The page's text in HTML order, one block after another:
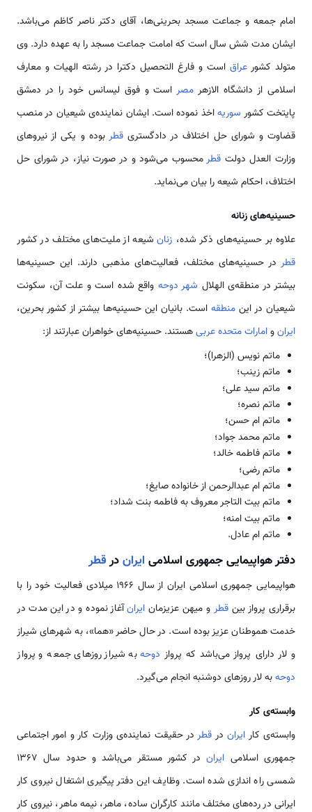
امام جمعه و جماعت مسجد بحرینی‌ها، آقای دکتر ناصر کاظم می‌باشد.
ایشان مدت شش سال است که امامت جماعت مسجد را به عهده دارد. وی
متولد کشور عراق است و فارغ التحصیل دکترا در رشته الهیات و معارف
اسلامی از دانشگاه الازهر مصراست و فوق لیسانس خود را در دمشق
پایتخت کشور سوریهاخذ نموده است. ایشان نماینده‌ی شیعیان در منصب
قضاوت و شورای حل اختلاف در دادگستریقطر بوده و یکی از نیروهای
وزارت العدل دولت قطرمحسوب می‌شود و در صورت نیاز، در شورای حل
اختلاف، احکام شیعه را بیان می‌نماید.
حسینیه‌های زنانه
علاوه بر حسینیه‌های ذکر شده، زنانشیعه از ملیت‌های مختلف در کشور
قطر در حسینیه‌های مختلف، فعالیت‌های مذهبی دارند. این حسینیه‌ها
بیشتر در منطقه‌ی الهلال شهر دوحه واقع شده است و علت آن، سکونت
شیعیان در این منطقه است. بانیان این حسینیه‌ها بیشتر از کشور بحرین،
ایرانوامارات متحده عربیهستند. حسینیه‌های خواهران عبارتند از:
ماتم نویس (الزهرا)؛
ماتم زینب؛
ماتم سید علی؛
ماتم نصره؛
ماتم ام حسن؛
ماتم محمد جواد؛
ماتم فاطمه خالد؛
ماتم رضی؛
ماتم ام عبدالرحمن از خانواده صایغ؛
ماتم بیت التاجر معروف به فاطمه بنت شداد؛
ماتم بیت امنه؛
ماتم ام عادل.
دفتر هواپیمایی جمهوری اسلامی ایراندرقطر
هواپیمایی جمهوری اسلامی ایران از سال 1966 میلادی فعالیت خود را با
برقراری پرواز بینقطر و میهن عزیزمان ایرانآغاز نموده و در این مدت در
خدمت هموطنان عزیز بوده است. در حال حاضر «هما»، به شهرهای شیراز
و لار دارای پرواز می‌باشد که پرواز دوحهبه شیراز روزهای جمعه و پرواز
دوحهبه لار روزهای دوشنبه انجام می‌گیرد.
وابسته‌ی کار
وابسته‌ی کار ایراندر قطردر حقیقت نماینده‌ی وزارت کار و امور اجتماعی
جمهوری اسلامی ایران
در کشور مستقر می‌باشد و حدود سال 1367
شمسی راه اندازی شده است. وظایف این دفتر پیگیری اشتغال نیروی کار
ایرانی در رده‌های مختلف مانند کارگران ساده، ماهر، نیمه ماهر، نیروی کار